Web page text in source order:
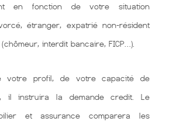
en fonction de votre situation
étranger, expatrié non-résident
interdit bancaire, FICP…).
votre profil, de votre capacité de
il instruira la demande credit. Le
et assurance comparera les